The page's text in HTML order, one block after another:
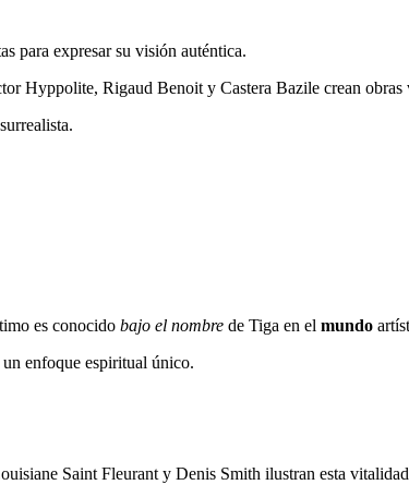
para expresar su visión auténtica.
Hyppolite, Rigaud Benoit y Castera Bazile crean obras
es conocido bajo el nombre de Tiga en el mundo
enfoque espiritual único.
Saint Fleurant y Denis Smith ilustran esta